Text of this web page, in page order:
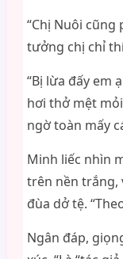
“Chị Nuôi cũng
tưởng chị chỉ
“Bị lừa đấy em
hơi thở mệt
ngờ toàn mấy
Minh liếc nhìn
trên nền trắng,
đùa dở tệ.
Ngân đáp,